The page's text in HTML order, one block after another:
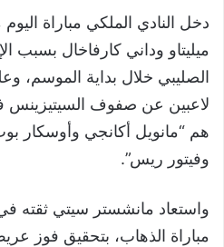
دخل النادي الملكي مباراة
ميليتاو وداني كارفاخال بسبب
لاعبين عن صفوف السيتيزينس في
هم “مانويل أكانجي وأوسكار
وفيتور ريس”.
واستعاد مانشستر سيتي ثقته
مباراة الذهاب، بتحقيق فوز